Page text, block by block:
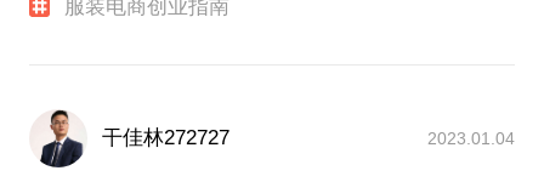
服装电商创业指南
干佳林272727 2023.01.04